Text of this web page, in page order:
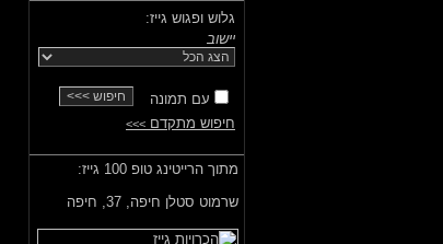
גלוש ופגוש גייז:
יישוב
עם תמונה
חיפוש מתקדם >>>
מתוך הרייטינג טופ 100 גייז:
שרמוט סטלן חיפה, 37, חיפה